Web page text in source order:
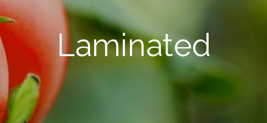
Laminated